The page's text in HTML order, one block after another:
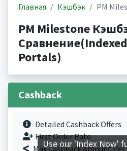
Главная Кэшбэк PM
PM Milestone
Portals)
Cashback
Detailed Cashback Offers
First Order Rate.
Max Cashback Amount Per
Use our 'Index Now'